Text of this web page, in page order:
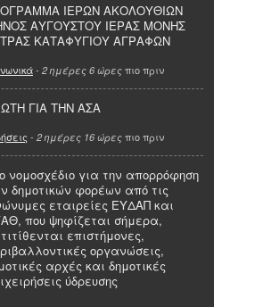
ΙΕΡΩΝ ΑΚΟΛΟΥΘΙΩΝ
ΑΥΓΟΥΣΤΟΥ ΙΕΡΑΣ ΜΟΝΗΣ
ΚΑΤΑΦΥΓΙΟΥ ΑΓΡΑΦΩΝ
- 2 ημέρες 6 ώρες πιο πριν
ΓΙΑ ΤΗΝ ΑΣΑ
- 2 ημέρες 16 ώρες πιο πριν
νομοσχέδιο για την απορρόφηση
δημοτικών φορέων από τις
εταιρείες ΕΥΔΑΠ και
που ψηφίζεται σήμερα,
επιστήμονες,
οργανώσεις,
αρχές και δημοτικές
ύδρευσης